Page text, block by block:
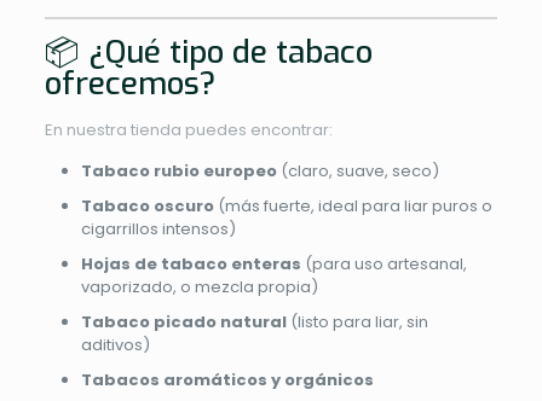
📦 ¿Qué tipo de tabaco
ofrecemos?
En nuestra tienda puedes encontrar:
Tabaco rubio europeo(claro, suave, seco)
Tabaco oscuro(más fuerte, ideal para liar puros o
cigarrillos intensos)
Hojas de tabaco enteras (para uso artesanal,
vaporizado, o mezcla propia)
Tabaco picado natural(listo para liar, sin
aditivos)
Tabacos aromáticos y orgánicos